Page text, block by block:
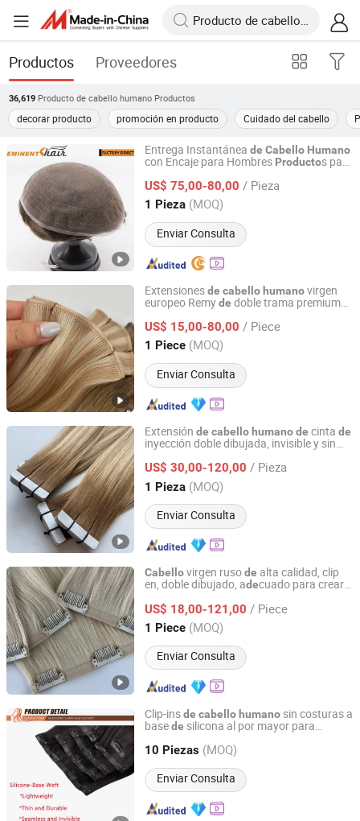
Productos Proveedores
36,619 Producto de cabello humano Productos
decorar producto promoción en producto Cuidado del cabello
Entrega Instantánea de Cabello Humano
con Encaje para Hombres Productos para
US$ 75,00-80,00 / Pieza
1 Pieza (MOQ)
Enviar Consulta
Qingdao Eminent Hair Products Co., Ltd.
Shandong, China Desde 2019
Extensionesde cabello humanovirgen
europeo Remyde doble trama premium
US$ 15,00-80,00 / Piece
1 Piece (MOQ)
Enviar Consulta
Juancheng Sunze Hair Products Co., Ltd.
Shandong, China Desde 2025
Extensión de cabello humanode cinta de
inyección doble dibujada, invisible y sin
US$ 30,00-120,00 / Pieza
1 Pieza (MOQ)
Enviar Consulta
Juancheng Youzi Hair Products Co., LTD
Shandong, China Desde 2024
Cabellovirgen rusode alta calidad, clip
en, doble dibujado, adecuado para crear
US$ 18,00-121,00 / Piece
1 Piece (MOQ)
Enviar Consulta
Juancheng Sunze Hair Products Co., Ltd.
Shandong, China Desde 2025
Clip-insde cabellohumanosin costuras a
basede silicona al por mayor para
10 Piezas (MOQ)
Enviar Consulta
Guangzhou Labor Hair Factory
Guangdong, China Desde 2010